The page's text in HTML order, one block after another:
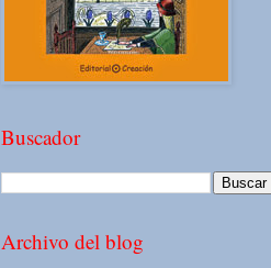
Buscador
Archivo del blog